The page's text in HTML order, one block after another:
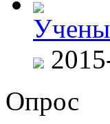
Опрос